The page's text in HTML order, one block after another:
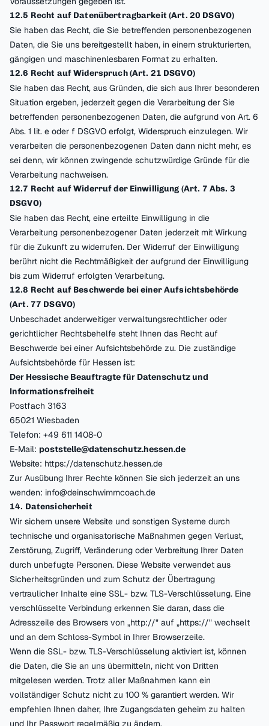
12.5 Recht auf Datenübertragbarkeit (Art. 20 DSGVO)
Sie haben das Recht, die Sie betreffenden personenbezogenen
Daten, die Sie uns bereitgestellt haben, in einem strukturierten,
gängigen und maschinenlesbaren Format zu erhalten.
12.6 Recht auf Widerspruch (Art. 21 DSGVO)
Sie haben das Recht, aus Gründen, die sich aus Ihrer besonderen
Situation ergeben, jederzeit gegen die Verarbeitung der Sie
betreffenden personenbezogenen Daten, die aufgrund von Art. 6
Abs. 1 lit. e oder f DSGVO erfolgt, Widerspruch einzulegen. Wir
verarbeiten die personenbezogenen Daten dann nicht mehr, es
sei denn, wir können zwingende schutzwürdige Gründe für die
Verarbeitung nachweisen.
12.7 Recht auf Widerruf der Einwilligung (Art. 7 Abs. 3
DSGVO)
Sie haben das Recht, eine erteilte Einwilligung in die
Verarbeitung personenbezogener Daten jederzeit mit Wirkung
für die Zukunft zu widerrufen. Der Widerruf der Einwilligung
berührt nicht die Rechtmäßigkeit der aufgrund der Einwilligung
bis zum Widerruf erfolgten Verarbeitung.
12.8 Recht auf Beschwerde bei einer Aufsichtsbehörde
(Art. 77 DSGVO)
Unbeschadet anderweitiger verwaltungsrechtlicher oder
gerichtlicher Rechtsbehelfe steht Ihnen das Recht auf
Beschwerde bei einer Aufsichtsbehörde zu. Die zuständige
Aufsichtsbehörde für Hessen ist:
Der Hessische Beauftragte für Datenschutz und
Informationsfreiheit
Postfach 3163
65021 Wiesbaden
Telefon: +49 611 1408-0
E-Mail: poststelle@datenschutz.hessen.de
Website: https://datenschutz.hessen.de
Zur Ausübung Ihrer Rechte können Sie sich jederzeit an uns
wenden: info@deinschwimmcoach.de
14. Datensicherheit
Wir sichern unsere Website und sonstigen Systeme durch
technische und organisatorische Maßnahmen gegen Verlust,
Zerstörung, Zugriff, Veränderung oder Verbreitung Ihrer Daten
durch unbefugte Personen. Diese Website verwendet aus
Sicherheitsgründen und zum Schutz der Übertragung
vertraulicher Inhalte eine SSL- bzw. TLS-Verschlüsselung. Eine
verschlüsselte Verbindung erkennen Sie daran, dass die
Adresszeile des Browsers von „http://" auf „https://" wechselt
und an dem Schloss-Symbol in Ihrer Browserzeile.
Wenn die SSL- bzw. TLS-Verschlüsselung aktiviert ist, können
die Daten, die Sie an uns übermitteln, nicht von Dritten
mitgelesen werden. Trotz aller Maßnahmen kann ein
vollständiger Schutz nicht zu 100 % garantiert werden. Wir
empfehlen Ihnen daher, Ihre Zugangsdaten geheim zu halten
und Ihr Passwort regelmäßig zu ändern.